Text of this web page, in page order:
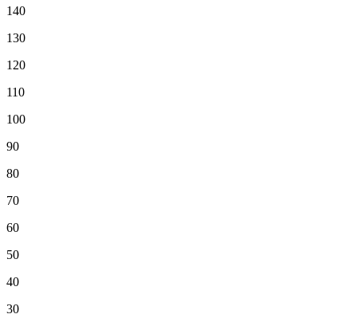
140
130
120
110
100
90
80
70
60
50
40
30